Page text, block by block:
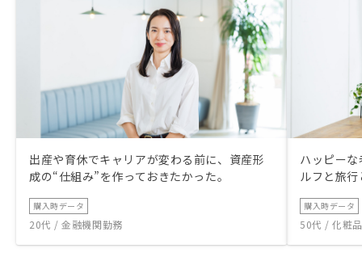
出産や育休でキャリアが変わる前に、資産形
成の“仕組み”を作っておきたかった。
購入時データ
20代 / 金融機関勤務
ハッピー
ルフと旅
購入時データ
50代 / 化粧